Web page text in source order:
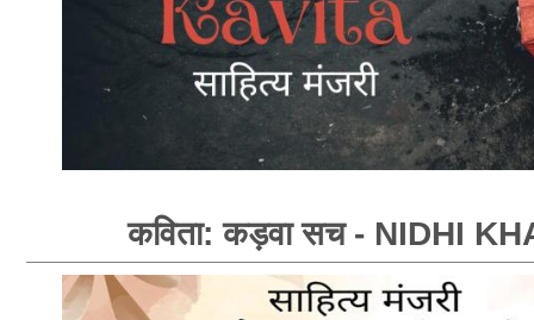
कविता: कड़वा सच - NIDHI